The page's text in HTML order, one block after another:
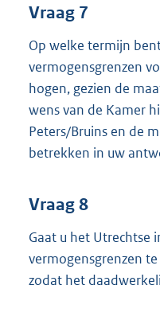
Vraag 7
Op welke termijn
vermogensgrenzen
hogen, gezien de
wens van de Kamer
Peters/Bruins en de
betrekken in uw
Vraag 8
Gaat u het Utrechtse
vermogensgrenzen
zodat het